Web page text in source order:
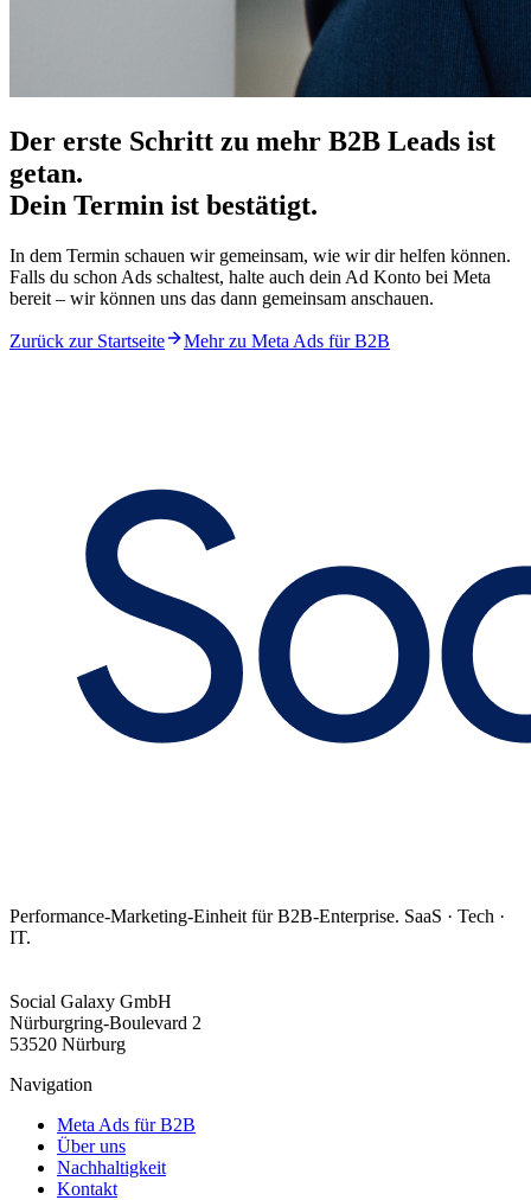
Der erste Schritt zu mehr B2B Leads ist
getan.
Dein Termin ist bestätigt.
In dem Termin schauen wir gemeinsam, wie wir dir helfen können.
Falls du schon Ads schaltest, halte auch dein Ad Konto bei Meta
bereit – wir können uns das dann gemeinsam anschauen.
Zurück zur Startseite Mehr zu Meta Ads für B2B
Performance-Marketing-Einheit für B2B-Enterprise. SaaS · Tech ·
IT.
Social Galaxy GmbH
Nürburgring-Boulevard 2
53520 Nürburg
Navigation
Meta Ads für B2B
Über uns
Nachhaltigkeit
Kontakt